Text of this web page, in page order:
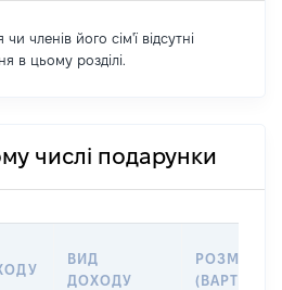
членів його сім'ї відсутні
в цьому розділі.
числі подарунки
ВИД
ДОХОДУ
РОЗМІР
(ВАРТІСТЬ)